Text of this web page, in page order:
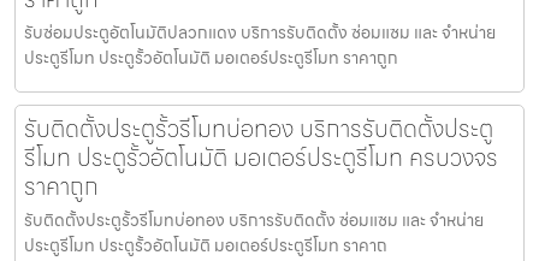
รับซ่อมประตูอัตโนมัติปลวกแดง บริการรับติดตั้ง ซ่อมแซม และ จำหน่าย
ประตูรีโมท ประตูรั้วอัตโนมัติ มอเตอร์ประตูรีโมท ราคาถูก
รับติดตั้งประตูรั้วรีโมทบ่อทอง บริการรับติดตั้งประตู
รีโมท ประตูรั้วอัตโนมัติ มอเตอร์ประตูรีโมท ครบวงจร
ราคาถูก
รับติดตั้งประตูรั้วรีโมทบ่อทอง บริการรับติดตั้ง ซ่อมแซม และ จำหน่าย
ประตูรีโมท ประตูรั้วอัตโนมัติ มอเตอร์ประตูรีโมท ราคาถ